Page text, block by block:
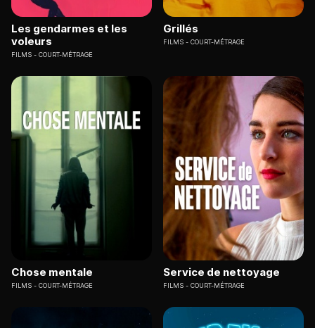
Les gendarmes et les
voleurs
FILMS COURT-MÉTRAGE
Grillés
FILMS COURT-MÉTRAGE
Chose mentale
FILMS COURT-MÉTRAGE
Service de nettoyage
FILMS COURT-MÉTRAGE